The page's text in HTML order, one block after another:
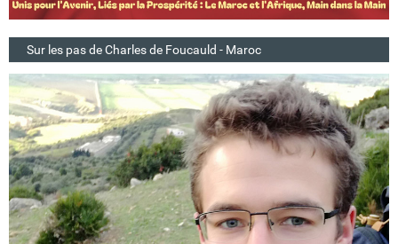
Sur les pas de Charles de Foucauld - Maroc